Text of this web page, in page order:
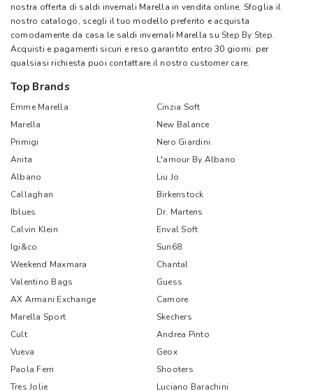
nostra offerta di saldi invernali Marella in vendita online. Sfoglia il
nostro catalogo, scegli il tuo modello preferito e acquista
comodamente da casa le saldi invernali Marella su Step By Step.
Acquisti e pagamenti sicuri e reso garantito entro 30 giorni: per
qualsiasi richiesta puoi contattare il nostro customer care.
Top Brands
Emme Marella
Cinzia Soft
Marella
New Balance
Primigi
Nero Giardini
Anita
L'amour By Albano
Albano
Liu Jo
Callaghan
Birkenstock
Iblues
Dr. Martens
Calvin Klein
Enval Soft
Igi&co
Sun68
Weekend Maxmara
Chantal
Valentino Bags
Guess
AX Armani Exchange
Camore
Marella Sport
Skechers
Cult
Andrea Pinto
Vueva
Geox
Paola Ferri
Shooters
Tres Jolie
Luciano Barachini